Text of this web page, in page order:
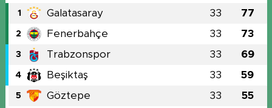
1 Galatasaray 33 77
2 Fenerbahçe 33 73
3 Trabzonspor 33 69
4 Beşiktaş 33 59
5 Göztepe 33 55